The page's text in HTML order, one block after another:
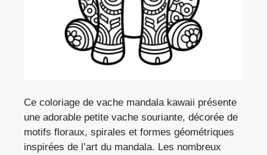
Ce coloriage de vache mandala kawaii présente
une adorable petite vache souriante, décorée de
motifs floraux, spirales et formes géométriques
inspirées de l’art du mandala. Les nombreux